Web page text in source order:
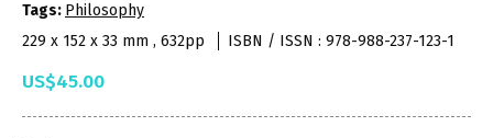
Tags: Philosophy
229 x 152 x 33 mm , 632pp
ISBN / ISSN : 978-988-237-123-1
US$45.00